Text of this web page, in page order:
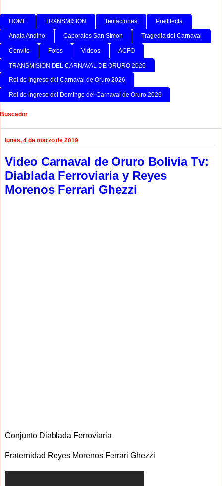
HOME TRANSMISION Tentaciones Predilecta
Anata Andino Caporales San Simon Tragedia del Carnaval
Convite Fotos Videos ACFO
TRANSMISION DEL CARNAVAL DE ORURO 2026
Rol de Ingreso del Carnaval de Oruro 2026
Rol de ingreso del Domingo del Carnaval de Oruro 2026
Buscador
lunes, 4 de marzo de 2019
Video Carnaval de Oruro Bolivia Tv:
Diablada Ferroviaria y Reyes
Morenos Ferrari Ghezzi
Conjunto Diablada Ferroviaria
Fraternidad Reyes Morenos Ferrari Ghezzi